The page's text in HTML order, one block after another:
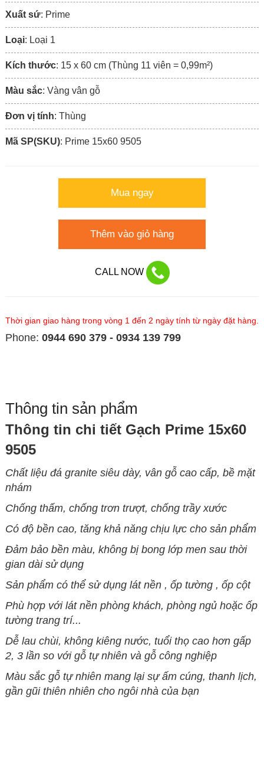
Xuất sứ: Prime
Loại: Loại 1
Kích thước: 15 x 60 cm (Thùng 11 viên = 0,99m²)
Màu sắc: Vàng vân gỗ
Đơn vị tính: Thùng
Mã SP(SKU): Prime 15x60 9505
Mua ngay
Thêm vào giỏ hàng
CALL NOW
Thời gian giao hàng trong vòng 1 đến 2 ngày tính từ ngày đặt hàng.
Phone: 0944 690 379 - 0934 139 799
Thông tin sản phẩm
Thông tin chi tiết Gạch Prime 15x60
9505
Chất liệu đá granite siêu dày, vân gỗ cao cấp, bề mặt
nhám
Chống thấm, chống trơn trượt, chống trầy xước
Có độ bền cao, tăng khả năng chịu lực cho sản phẩm
Đảm bảo bền màu, không bị bong lớp men sau thời
gian dài sử dụng
Sản phẩm có thể sử dụng lát nền , ốp tường , ốp cột
Phù hợp với lát nền phòng khách, phòng ngủ hoặc ốp
tường trang trí...
Dễ lau chùi, không kiêng nước, tuổi thọ cao hơn gấp
2, 3 lần so với gỗ tự nhiên và gỗ công nghiệp
Màu sắc gỗ tự nhiên mang lại sự ấm cúng, thanh lịch,
gần gũi thiên nhiên cho ngôi nhà của bạn